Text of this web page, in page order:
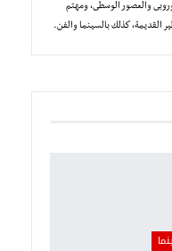
والعصور الوسطى، ومهتم
القديمة، كذلك بالسينما والفن.